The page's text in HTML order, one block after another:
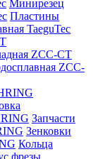
Минирезец
Пластины
TaeguTec
ZCC-CT
ZCC-
Запчасти
Зенковки
Кольца